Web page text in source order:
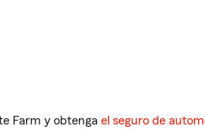
Farm y obtenga el seguro de